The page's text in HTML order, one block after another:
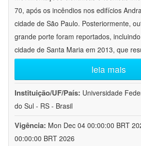
70, após os incêndios nos edifícios
cidade de São Paulo. Posteriormente,
grande porte foram reportados,
cidade de Santa Maria em 2013, que
leia mais
Instituição/UF/País: Universidade
do Sul - RS - Brasil
Vigência: Mon Dec 04 00:00:00 BRT
00:00:00 BRT 2026